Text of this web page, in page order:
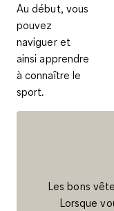
Au début, vous
pouvez
naviguer et
ainsi apprendre
à connaître le
sport.
Les bons
Lorsque